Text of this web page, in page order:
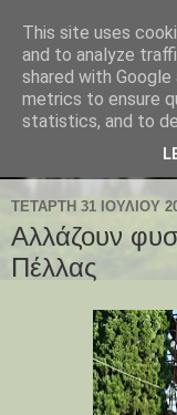
ΤΕΤΆΡΤΗ 31 ΙΟΥΛΊΟΥ
Αλλάζουν
Πέλλας
This site uses
and to analyze
shared with
metrics to ensure
statistics, and to